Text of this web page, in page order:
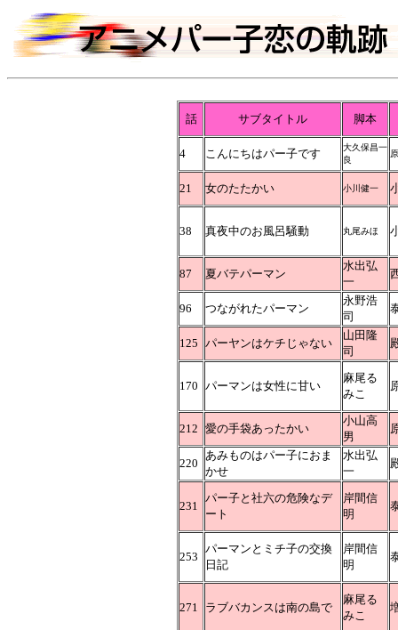
話 サブタイトル 脚本
4 こんにちはパー子です
大久保昌一
良
21 女のたたかい 小川健一
38 真夜中のお風呂騒動 丸尾みほ
87 夏バテパーマン
水出弘
一
96 つながれたパーマン
永野浩
司
125 パーヤンはケチじゃない
山田隆
司
170 パーマンは女性に甘い
麻尾る
みこ
212 愛の手袋あったかい
小山高
男
220
あみものはパー子におま
かせ
水出弘
一
231
パー子と社六の危険なデ
ート
岸間信
明
253
パーマンとミチ子の交換
日記
岸間信
明
271 ラブバカンスは南の島で
麻尾る
みこ